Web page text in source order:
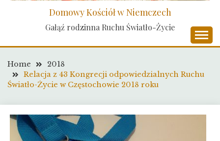
Domowy Kościół w Niemczech
Gałąź rodzinna Ruchu Światło-Życie
Home
2018
Relacja z 43 Kongrecji odpowiedzialnych Ruchu
Światło-Życie w Częstochowie 2018 roku